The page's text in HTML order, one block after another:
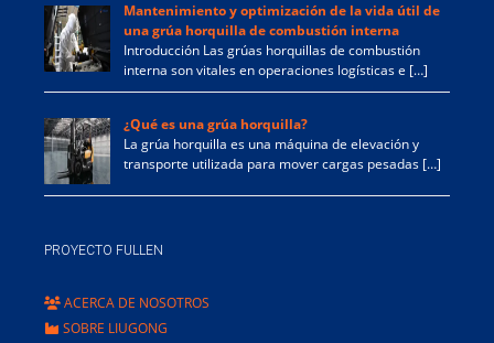
Mantenimiento y optimización de la vida útil de
una grúa horquilla de combustión interna
Introducción Las grúas horquillas de combustión
interna son vitales en operaciones logísticas e […]
¿Qué es una grúa horquilla?
La grúa horquilla es una máquina de elevación y
transporte utilizada para mover cargas pesadas […]
PROYECTO FULLEN
ACERCA DE NOSOTROS
SOBRE LIUGONG